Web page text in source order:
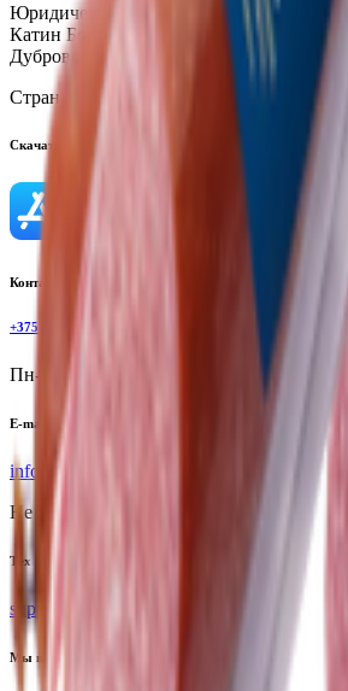
Юридический адрес:
224701,
Катин Бор, 111Б; 224025, Республика
Дубровская, 58
Страна производства:
Республика
Скачать приложение
Контактный телефон
+375(29)6875999
Пн-Пт: 8:00 - 17:00
E-mail
info@yoda.by
Не для электронных обращений
Тех. поддержка
support@yoda.by
Мы в соцсетях